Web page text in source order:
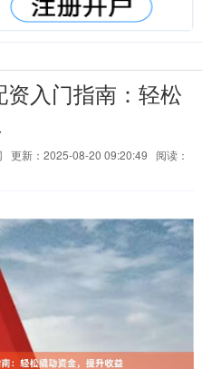
入门指南：轻松
更新：2025-08-20 09:20:49
阅读：